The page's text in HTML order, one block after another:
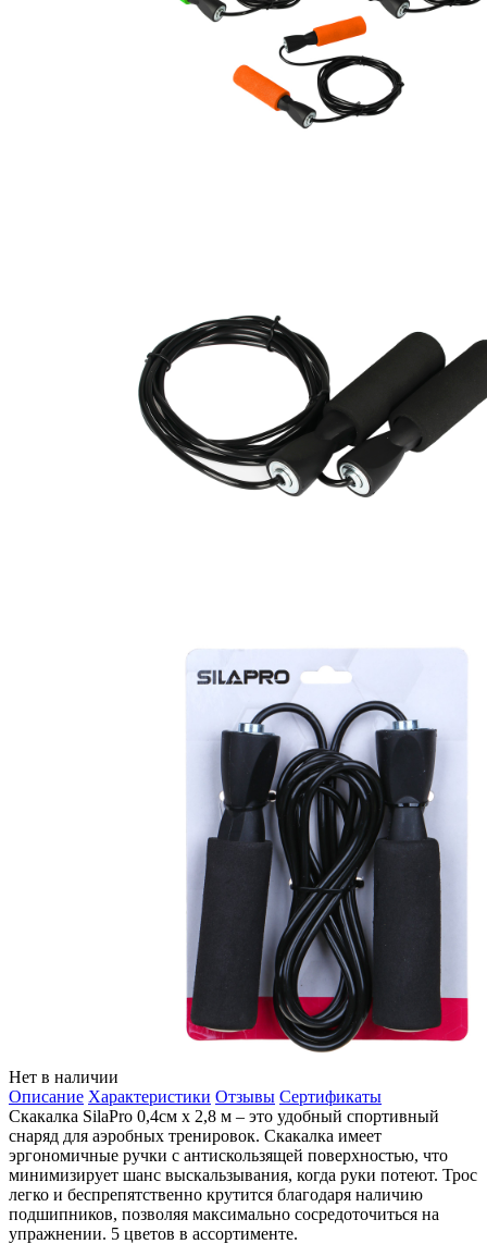
Нет в наличии
Описание Характеристики Отзывы Сертификаты
Скакалка SilaPro 0,4см x 2,8 м – это удобный спортивный
снаряд для аэробных тренировок. Скакалка имеет
эргономичные ручки с антискользящей поверхностью, что
минимизирует шанс выскальзывания, когда руки потеют. Трос
легко и беспрепятственно крутится благодаря наличию
подшипников, позволяя максимально сосредоточиться на
упражнении. 5 цветов в ассортименте.